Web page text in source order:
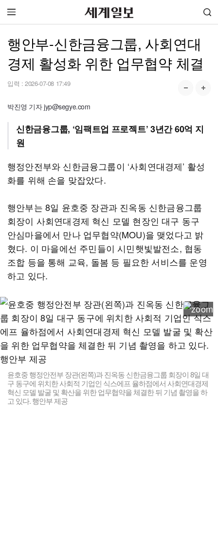
행안부-신한금융그룹, 사회연대
경제 활성화 위한 업무협약 체결
입력 : 2026-07-08 17:49
박진영 기자 jyp@segye.com
신한금융그룹, ‘임팩트업 프로젝트’ 3년간 60억 지
원
행정안전부와 신한금융그룹이 ‘사회연대경제’ 활성
화를 위해 손을 맞잡았다.
행안부는 8일 윤호중 장관과 진옥동 신한금융그룹
회장이 사회연대경제 혁신 모델 현장인 대구 동구
안심마을에서 만나 업무협약(MOU)을 맺었다고 밝
혔다. 이 마을에선 주민들이 시민햇빛발전소, 협동
조합 등을 통해 교육, 돌봄 등 필요한 서비스를 운영
하고 있다.
윤호중 행정안전부 장관(왼쪽)과 진옥동 신한금융그룹 회장이 8일 대
구 동구에 위치한 사회적 기업인 식스에프 율하점에서 사회연대경제
혁신 모델 발굴 및 확산을 위한 업무협약을 체결한 뒤 기념 촬영을 하
고 있다. 행안부 제공